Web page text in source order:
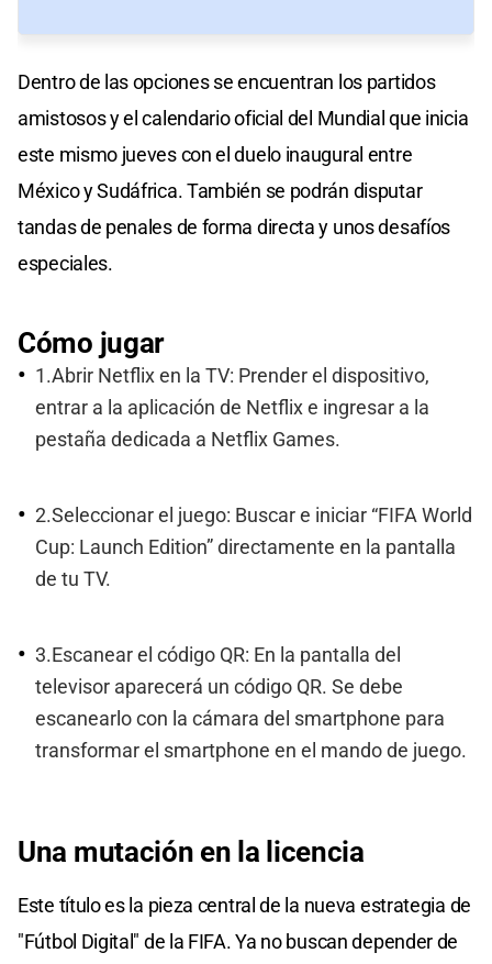
Dentro de las opciones se encuentran los partidos
amistosos y el calendario oficial del Mundial que inicia
este mismo jueves con el duelo inaugural entre
México y Sudáfrica. También se podrán disputar
tandas de penales de forma directa y unos desafíos
especiales.
Cómo jugar
1.Abrir Netflix en la TV: Prender el dispositivo,
entrar a la aplicación de Netflix e ingresar a la
pestaña dedicada a Netflix Games.
2.Seleccionar el juego: Buscar e iniciar “FIFA World
Cup: Launch Edition” directamente en la pantalla
de tu TV.
3.Escanear el código QR: En la pantalla del
televisor aparecerá un código QR. Se debe
escanearlo con la cámara del smartphone para
transformar el smartphone en el mando de juego.
Una mutación en la licencia
Este título es la pieza central de la nueva estrategia de
"Fútbol Digital" de la FIFA. Ya no buscan depender de